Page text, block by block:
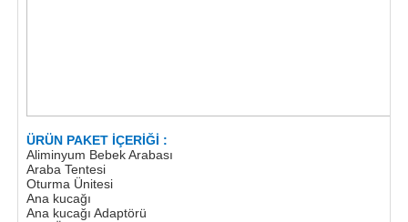
ÜRÜN PAKET İÇERİĞİ :
Aliminyum Bebek Arabası
Araba Tentesi
Oturma Ünitesi
Ana kucağı
Ana kucağı Adaptörü